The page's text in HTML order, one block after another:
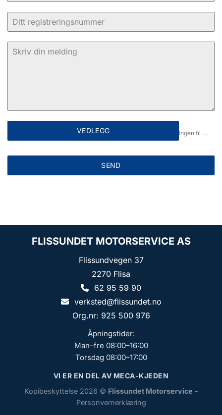
VEDLEGG Ingen fil valgt
SEND
FLISSUNDET MOTORSERVICE AS
Flissundvegen 37
2270 Flisa
62 95 59 90
verksted@flissundet.no
Org.nr: 925 500 976
Åpningstider:
Man–fre 08:00–16:00
Torsdag 08:00–17:00
VI ER EN DEL AV MECA-KJEDEN
Kopibeskyttelse 2026 © Flissundet Motorservice -
Personvernerklæring